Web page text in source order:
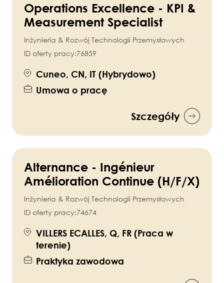
Operations Excellence - KPI &
Measurement Specialist
Inżynieria & Rozwój Technologii Przemysłowych
ID oferty pracy:76859
Cuneo, CN, IT (Hybrydowo)
Umowa o pracę
Szczegóły
Alternance - Ingénieur
Amélioration Continue (H/F/X)
Inżynieria & Rozwój Technologii Przemysłowych
ID oferty pracy:74674
VILLERS ECALLES, Q, FR (Praca w
terenie)
Praktyka zawodowa